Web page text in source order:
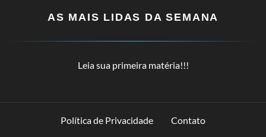
AS MAIS LIDAS DA SEMANA
Leia sua primeira matéria!!!
Política de Privacidade Contato